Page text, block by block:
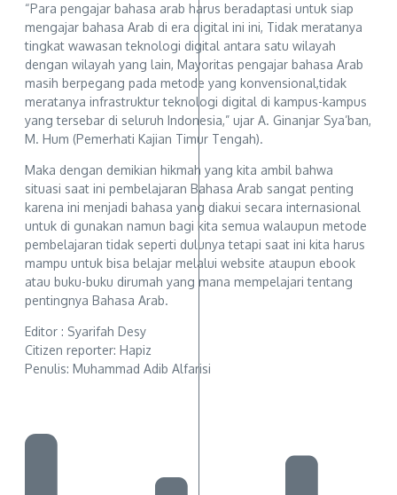
“Para pengajar bahasa arab harus beradaptasi untuk siap
mengajar bahasa Arab di era digital ini ini, Tidak meratanya
tingkat wawasan teknologi digital antara satu wilayah
dengan wilayah yang lain, Mayoritas pengajar bahasa Arab
masih berpegang pada metode yang konvensional,tidak
meratanya infrastruktur teknologi digital di kampus-kampus
yang tersebar di seluruh Indonesia,” ujar A. Ginanjar Sya’ban,
M. Hum (Pemerhati Kajian Timur Tengah).
Maka dengan demikian hikmah yang kita ambil bahwa
situasi saat ini pembelajaran Bahasa Arab sangat penting
karena ini menjadi bahasa yang diakui secara internasional
untuk di gunakan namun bagi kita semua walaupun metode
pembelajaran tidak seperti dulunya tetapi saat ini kita harus
mampu untuk bisa belajar melalui website ataupun ebook
atau buku-buku dirumah yang mana mempelajari tentang
pentingnya Bahasa Arab.
Editor : Syarifah Desy
Citizen reporter: Hapiz
Penulis: Muhammad Adib Alfarisi